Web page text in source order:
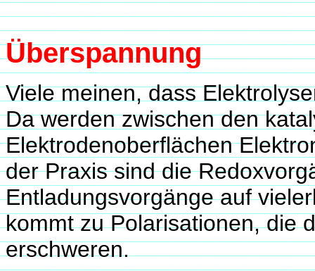
Überspannung
Viele meinen, dass
Da werden zwischen den
Elektrodenoberflächen
der Praxis sind die
Entladungsvorgänge auf
kommt zu Polarisationen, die
erschweren.